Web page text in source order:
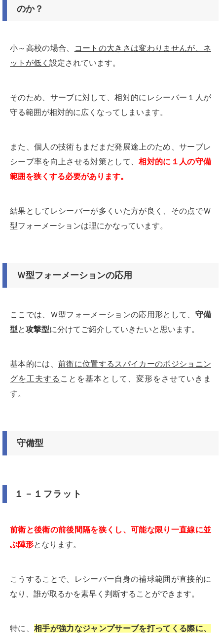
のか？
小～高校の場合、 コートの大きさは変わりませんが、 ネ
ットが低く 設定されています。
そのため、サーブに対して、相対的にレシーバー１人が
守る範囲が相対的に広くなってしまいます。
また、個人の技術もまだまだ発展途上のため、サーブレ
シーブ率を向上させる対策として、相対的に１人の守備
範囲を狭くする必要があります。
結果としてレシーバーが多くいた方が良く、その点でＷ
型フォーメーションは理にかなっています。
Ｗ型フォーメーションの応用
ここでは、Ｗ型フォーメーションの応用形として、 守備
型と攻撃型に分けてご紹介していきたいと思います。
基本的には、 前衛に位置するスパイカーのポジショニン
グを工夫する ことを基本として、変形をさせていきま
す。
守備型
１－１フラット
前衛と後衛の前後間隔を狭くし、可能な限り一直線に並
ぶ陣形となります。
こうすることで、レシーバー自身の補球範囲が直接的に
なり、誰が取るかを素早く判断することができます。
特に、 相手が強力なジャンプサーブを打ってくる際に、